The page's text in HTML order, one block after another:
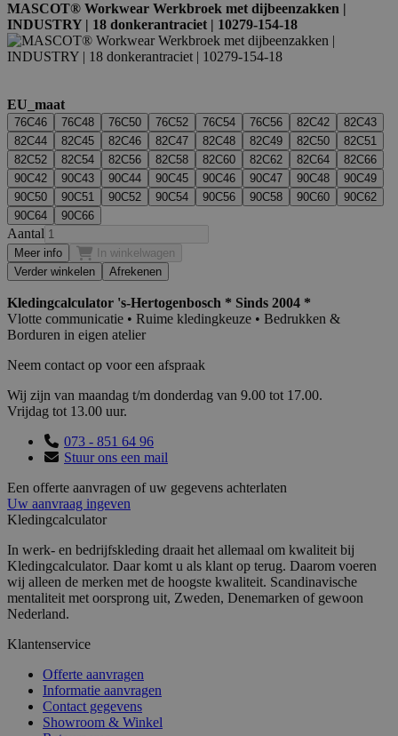
MASCOT® Workwear Werkbroek met dijbeenzakken |
INDUSTRY | 18 donkerantraciet | 10279-154-18
EU_maat
76C46 76C48 76C50 76C52 76C54 76C56 82C42
82C43
82C44
82C45 82C46 82C47 82C48 82C49 82C50
82C51
82C52
82C54 82C56 82C58 82C60 82C62 82C64
82C66
90C42
90C43 90C44 90C45 90C46 90C47 90C48
90C49
90C50
90C51 90C52 90C54 90C56 90C58 90C60
90C62
90C64
90C66
Aantal
Meer info
In winkelwagen
Verder winkelen
Afrekenen
Kledingcalculator 's-Hertogenbosch * Sinds 2004 *
Vlotte communicatie • Ruime kledingkeuze • Bedrukken &
Borduren in eigen atelier
Neem contact op voor een afspraak
Wij zijn van maandag t/m donderdag van 9.00 tot 17.00.
Vrijdag tot 13.00 uur.
073 - 851 64 96
Stuur ons een mail
Een offerte aanvragen of uw gegevens achterlaten
Uw aanvraag ingeven
Kledingcalculator
In werk- en bedrijfskleding draait het allemaal om kwaliteit bij
Kledingcalculator. Daar komt u als klant op terug. Daarom voeren
wij alleen de merken met de hoogste kwaliteit. Scandinavische
mentaliteit met oorsprong uit, Zweden, Denemarken of gewoon
Nederland.
Klantenservice
Offerte aanvragen
Informatie aanvragen
Contact gegevens
Showroom & Winkel